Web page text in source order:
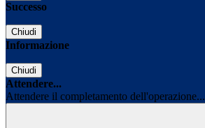
Successo
Chiudi
Informazione
Chiudi
Attendere...
Attendere il completamento dell'operazione...